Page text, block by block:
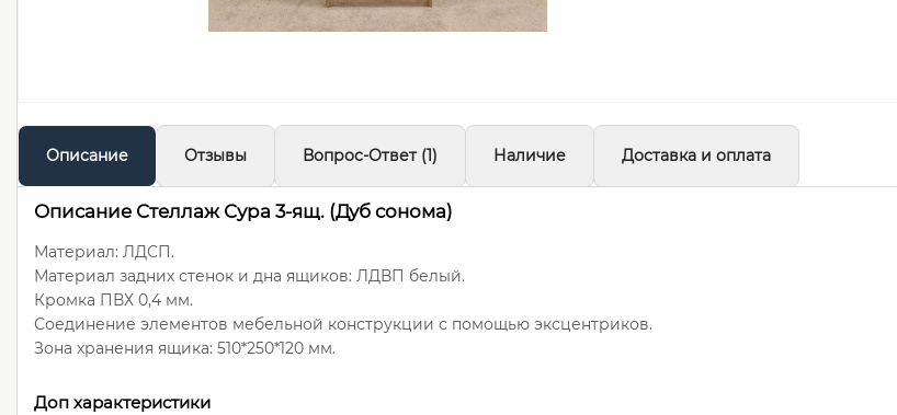
Описание Отзывы Вопрос-Ответ(1) Наличие Доставка и оплата
Описание Стеллаж Сура 3-ящ. (Дуб сонома)
Материал: ЛДСП.
Материал задних стенок и дна ящиков: ЛДВП белый.
Кромка ПВХ 0,4 мм.
Соединение элементов мебельной конструкции с помощью эксцентриков.
Зона хранения ящика: 510*250*120 мм.
Доп характеристики